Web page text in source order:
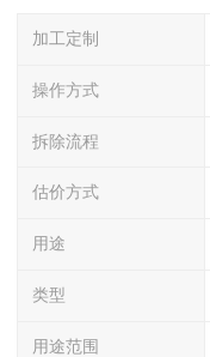
加工定制
操作方式
拆除流程
估价方式
用途
类型
用途范围